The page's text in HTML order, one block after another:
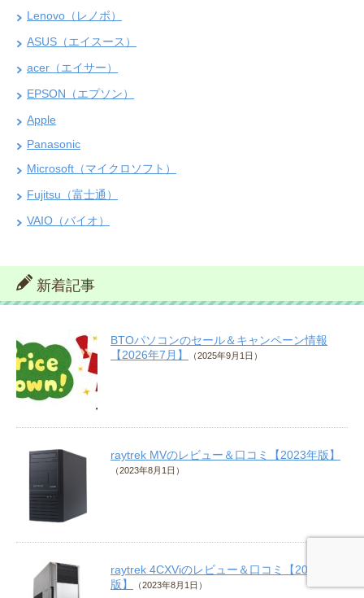
Lenovo（レノボ）
ASUS（エイスース）
acer（エイサー）
EPSON（エプソン）
Apple
Panasonic
Microsoft（マイクロソフト）
Fujitsu（富士通）
VAIO（バイオ）
新着記事
BTOパソコンのセール＆キャンペーン情報
【2026年7月】
（2025年9月1日）
raytrek MVのレビュー＆口コミ【2023年版】
（2023年8月1日）
raytrek 4CXViのレビュー＆口コミ【2023年
版】
（2023年8月1日）